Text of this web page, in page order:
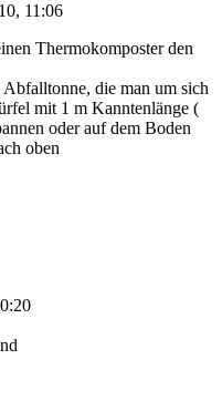
11:06
Thermokomposter den
die man um sich
mit 1 m Kanntenlänge (
oder auf dem Boden
oben